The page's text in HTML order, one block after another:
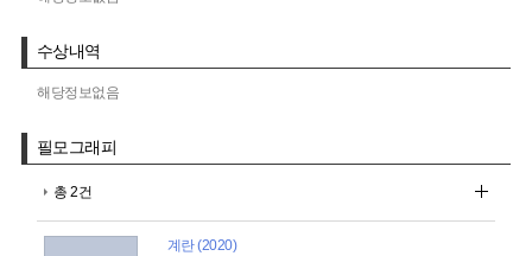
수상내역
해당정보없음
필모그래피
총 2건
계란 (2020)